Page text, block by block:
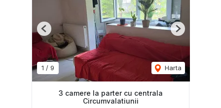
1 / 9 Harta
Previous Next
3 camere la parter cu centrala
Circumvalatiunii